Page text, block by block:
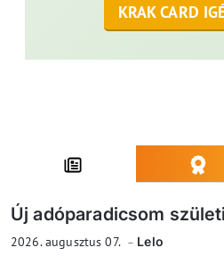
KRAK CARD
Új adóparadicsom
2026. augusztus 07. Lelo